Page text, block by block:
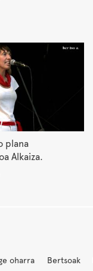
plana
Alkaiza.
oharra Bertsoak